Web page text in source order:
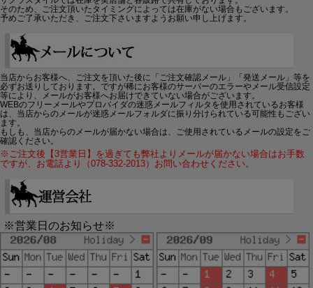
そのため、ご注文頂いたタイミングによっては在庫がない場合もございます。
予めご了承いただき、ご注文下さいますようお願い申し上げます。
当店からお客様へ、ご注文を頂いた後に「ご注文確認メール」「発送メール」等を
必ずお送りしております。ですが稀にお客様のサーバーのエラーやメール受信設定
等により、メールがお客様へお届けできていない場合がございます。
WEBのフリーメールやプロバイダの迷惑メールフィルタを使用されているお客様
は、当店からのメールが迷惑メールフォルダに振り分けられている可能性もござい
ます。
もしも、当店からのメールが届かない場合は、ご使用されているメールの設定をご
確認ください。
※ご注文後【3営業日】を過ぎても弊社よりメールが届かない場合はお手数
ですが、お電話より（078-332-2013）お問い合わせください。
※営業日のお知らせ※